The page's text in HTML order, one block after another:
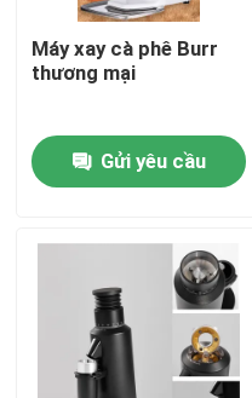
Nhà
Hướng dẫn VR
Về chúng tôi
Máy xay cà phê Burr
thương mại
Gửi yêu cầu